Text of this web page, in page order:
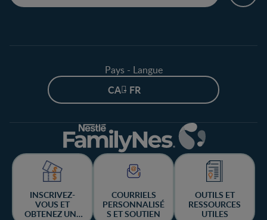
Pays - Langue
CA - FR
INSCRIVEZ-
VOUS ET
OBTENEZ UNE
COURRIELS
PERSONNALISÉ
S ET SOUTIEN
OUTILS ET
RESSOURCES
UTILES